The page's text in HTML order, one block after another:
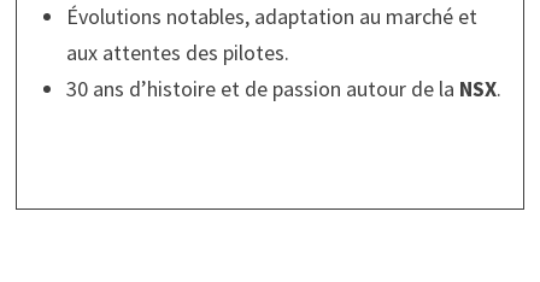
Évolutions notables, adaptation au marché et
aux attentes des pilotes.
30 ans d’histoire et de passion autour de la NSX.